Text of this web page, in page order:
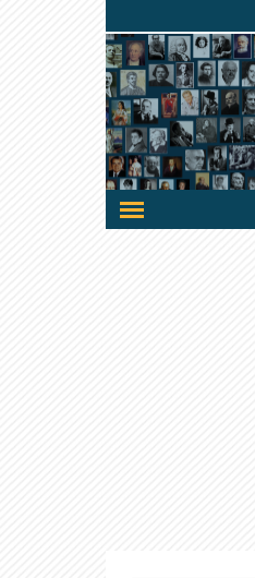
Attiva/disattiva
navigazione